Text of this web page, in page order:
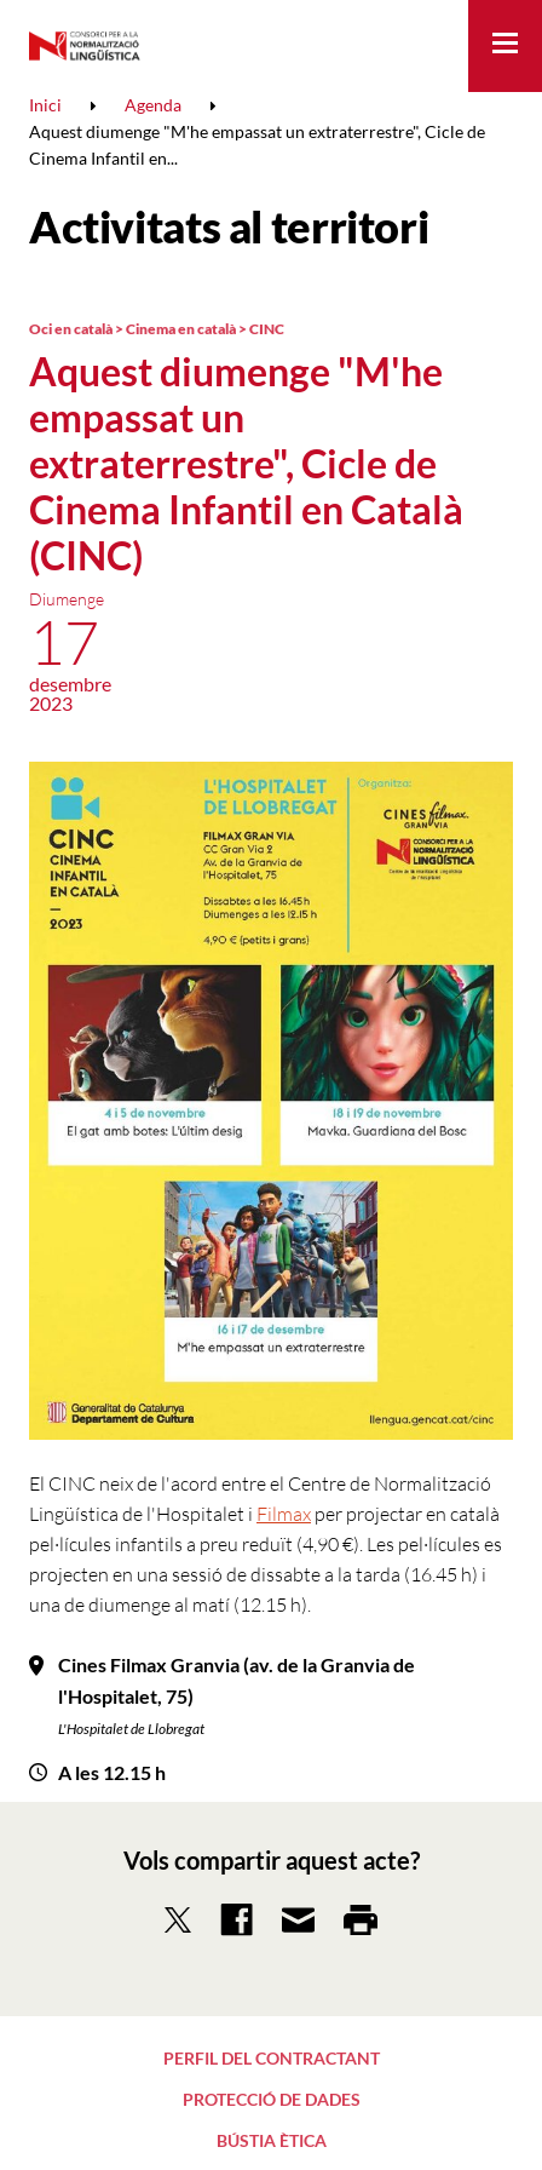
Inici
Agenda
Aquest diumenge "M'he empassat un extraterrestre", Cicle de
Cinema Infantil en...
Activitats al territori
Aquest diumenge "M'he
empassat un
extraterrestre", Cicle de
Cinema Infantil en Català
(CINC)
Oci en català > Cinema en català > CINC
Diumenge
17
desembre
2023
El CINC neix de l'acord entre el Centre de Normalització
Lingüística de l'Hospitalet i Filmax per projectar en català
pel·lícules infantils a preu reduït (4,90 €). Les pel·lícules es
projecten en una sessió de dissabte a la tarda (16.45 h) i
una de diumenge al matí (12.15 h).
Cines Filmax Granvia (av. de la Granvia de
l'Hospitalet, 75)
L'Hospitalet de Llobregat
A les 12.15 h
Vols compartir aquest acte?
PERFIL DEL CONTRACTANT
PROTECCIÓ DE DADES
BÚSTIA ÈTICA